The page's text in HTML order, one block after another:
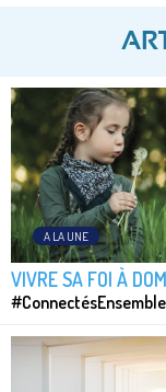
A LA UNE
VIVRE SA FOI À
#ConnectésEnsemble